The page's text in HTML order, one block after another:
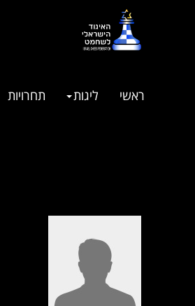
ראשי ליגות תחרויות